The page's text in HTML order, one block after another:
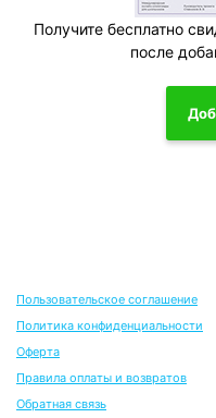
Получите бесплатно
после
Пользовательское соглашение
Политика конфиденциальности
Оферта
Правила оплаты и возвратов
Обратная связь